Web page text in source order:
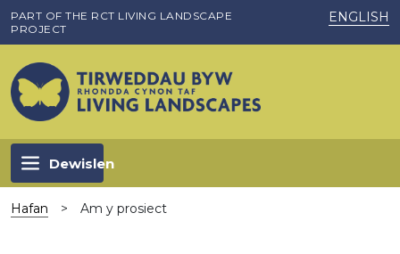
Skip to main content
PART OF THE RCT LIVING LANDSCAPE
PROJECT
ENGLISH
Dewislen
Hafan > Am y prosiect